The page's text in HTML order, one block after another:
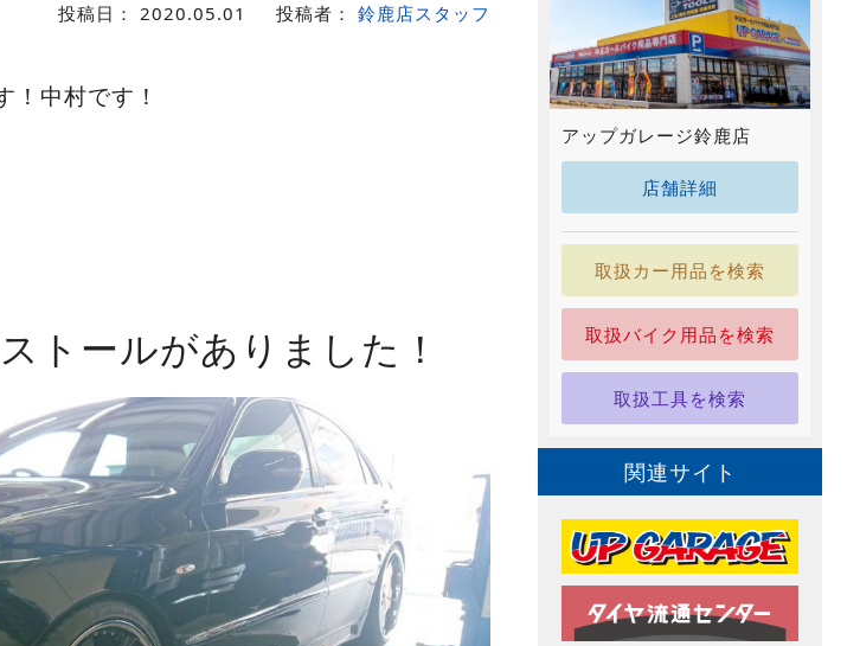
投稿日： 2020.05.01 投稿者： 鈴鹿店スタッフ
！中村です！
トールがありました！
アップガレージ鈴鹿店
店舗詳細
取扱カー用品を検索
取扱バイク用品を検索
取扱工具を検索
関連サイト